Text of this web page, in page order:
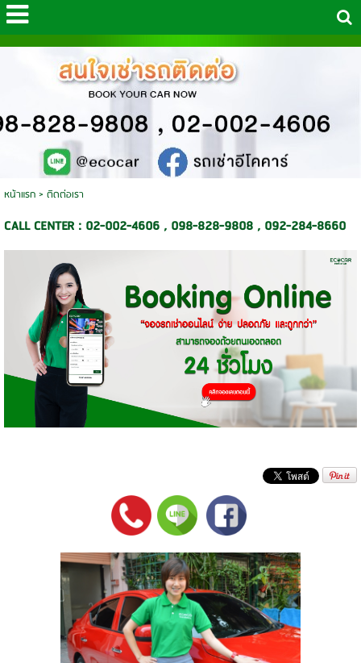
หน้าแรก> ติดต่อเรา
CALL CENTER : 02-002-4606 , 098-828-9808 , 092-284-8660